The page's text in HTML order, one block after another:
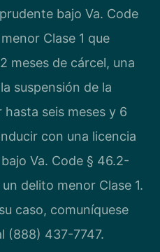
bajo Va. Code
Clase 1 que
meses de cárcel, una
suspensión de la
seis meses y 6
con una licencia
Va. Code § 46.2-
delito menor Clase 1.
caso, comuníquese
(888) 437-7747.